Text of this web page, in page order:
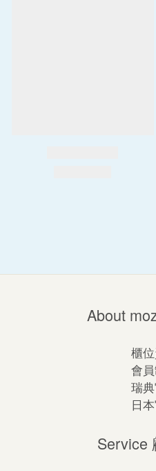
About
櫃
會
瑞
日
Service